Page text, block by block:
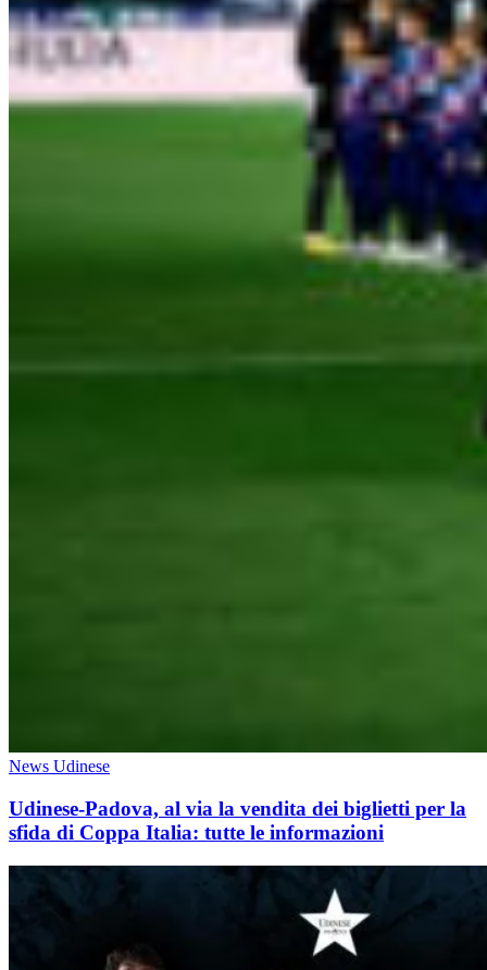
News Udinese
Udinese-Padova, al via la vendita dei biglietti per la
sfida di Coppa Italia: tutte le informazioni